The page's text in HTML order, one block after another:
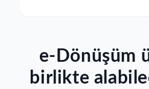
e-Dönüşüm
birlikte